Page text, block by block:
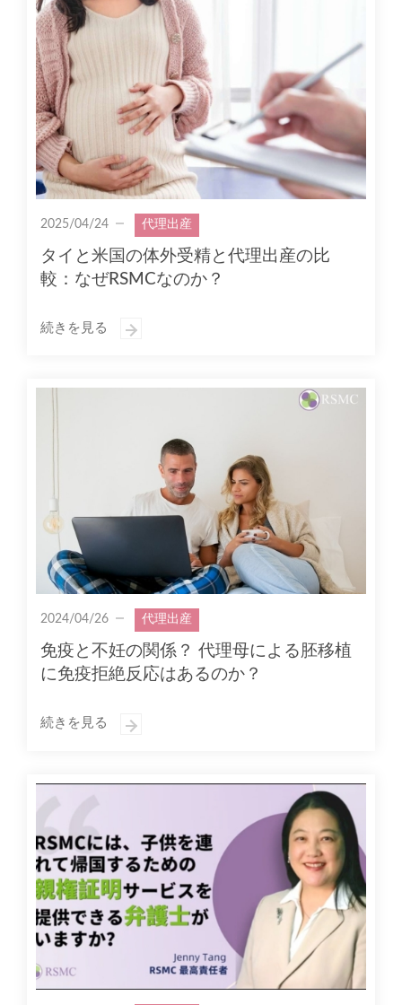
2025/04/24 代理出産
タイと米国の体外受精と代理出産の比
較：なぜRSMCなのか？
続きを見る
2024/04/26 代理出産
免疫と不妊の関係？ 代理母による胚移植
に免疫拒絶反応はあるのか？
続きを見る